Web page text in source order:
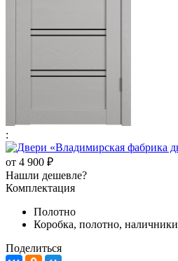
:
от 4 900 ₽
Нашли дешевле?
Комплектация
Полотно
Коробка, полотно, наличники
Поделиться